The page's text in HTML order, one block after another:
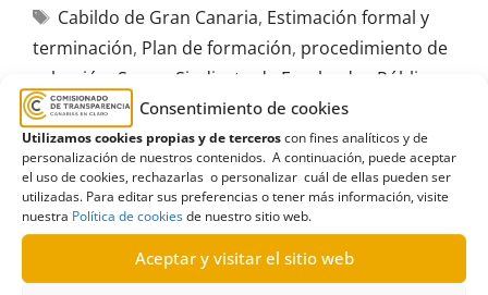
Consentimiento de cookies
Utilizamos cookies propias y de terceroscon fines analíticos y de
personalización de nuestros contenidos. A continuación, puede aceptar
el uso de cookies, rechazarlas o personalizar cuál de ellas pueden ser
utilizadas. Para editar sus preferencias o tener más información, visite
nuestra Política de cookiesde nuestro sitio web.
Aceptar y visitar el sitio web
Cabildo de Gran Canaria, Estimación formal y
terminación, Plan de formación, procedimiento de
selección
Sepca
Sindicato de Empleados Públicos
de Canarias
R118/2022